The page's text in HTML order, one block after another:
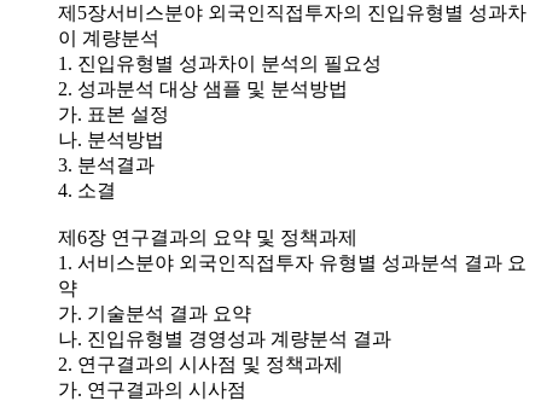
제5장서비스분야 외국인직접투자의 진입유형별 성과차
이 계량분석
1. 진입유형별 성과차이 분석의 필요성
2. 성과분석 대상 샘플 및 분석방법
가. 표본 설정
나. 분석방법
3. 분석결과
4. 소결
제6장 연구결과의 요약 및 정책과제
1. 서비스분야 외국인직접투자 유형별 성과분석 결과 요
약
가. 기술분석 결과 요약
나. 진입유형별 경영성과 계량분석 결과
2. 연구결과의 시사점 및 정책과제
가. 연구결과의 시사점